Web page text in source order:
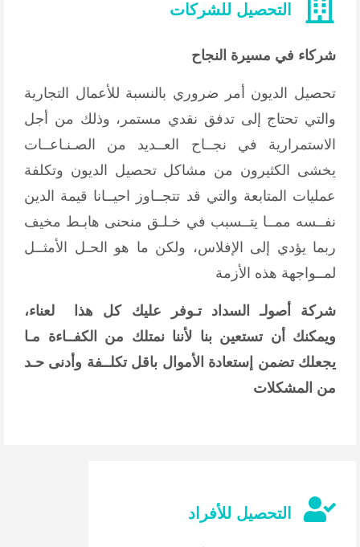
التحصيل للشركات
شركاء في مسيرة النجاح
تحصيل الديون أمر ضروري بالنسبة للأعمال التجارية
والتي تحتاج إلى تدفق نقدي مستمر، وذلك من أجل
الاستمرارية في نجــاح العــديد من الصـنـاعــات
يخشى الكثيرون من مشاكل تحصيل الديون وتكلفة
عمليات المتابعة والتي قد تتجــاوز احيــانا قيمة الدين
نفــسه ممــا يتــسبب في خـلـق منحنى هابـط مخيف
ربما يؤدي إلى الإفلاس، ولكن ما هو الحـل الأمثــل
لمــواجهة هذه الأزمة
شركة أصولـ السداد تـوفر عليك كل هذا لعناء،
ويمكنك أن تستعين بنا لأننا نمتلك من الكفــاءة مـا
يجعلك تضمن إستعادة الأموال باقل تكلــفة وأدنى حـد
من المشكلات
التحصيل للأفراد